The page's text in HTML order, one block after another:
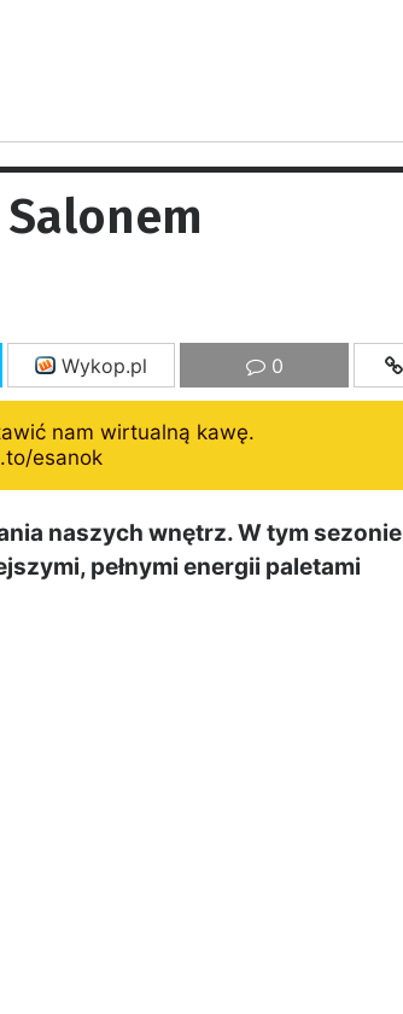
Wykop.pl 0
nam wirtualną kawę.
esanok
naszych wnętrz. W tym sezonie
pełnymi energii paletami